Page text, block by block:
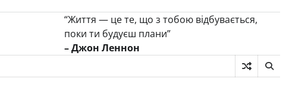
“Життя — це те, що з тобою відбувається,
поки ти будуєш плани”
– Джон Леннон